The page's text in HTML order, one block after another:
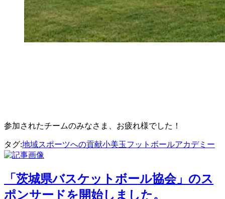
参加されたチームのみなさま、お疲れ様でした！
タグ:地域スポーツへの貢献小美玉フットボールアカデミー
投
稿
ナ
「茨城県バスケットボール協会」のス
ポンサードを開始しました。